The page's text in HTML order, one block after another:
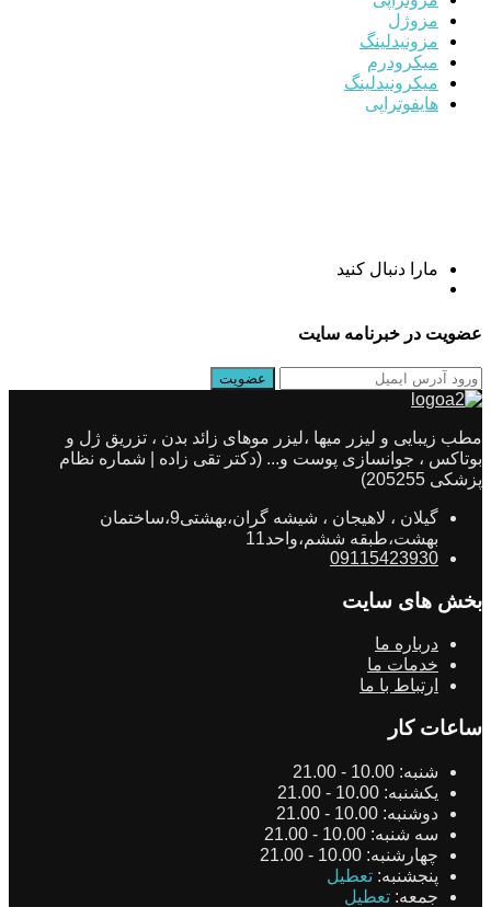
مزوژل
مزونیدلینگ
میکرودرم
میکرونیدلینگ
هایفوتراپی
مارا دنبال کنید
عضویت در خبرنامه سایت
مطب زیبایی و لیزر میها ،لیزر موهای زائد بدن ، تزریق ژل و
بوتاکس ، جوانسازی پوست و... (دکتر تقی زاده | شماره نظام
پزشکی 205255)
گیلان ، لاهیجان ، شیشه گران،بهشتی9،ساختمان
بهشت،طبقه ششم،واحد11
09115423930
بخش های سایت
درباره ما
خدمات ما
ارتباط با ما
ساعات کار
شنبه: 10.00 - 21.00
یکشنبه: 10.00 - 21.00
دوشنبه: 10.00 - 21.00
سه شنبه: 10.00 - 21.00
چهارشنبه: 10.00 - 21.00
پنجشنبه: تعطیل
جمعه: تعطیل